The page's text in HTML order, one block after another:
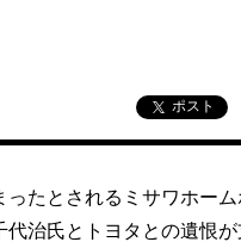
ポスト
たとされるミサワホー
治氏とトヨタとの遺恨